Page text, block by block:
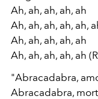
Ah, ah, ah, ah, ah
Ah, ah, ah, ah, ah,
Ah, ah, ah, ah, ah
Ah, ah, ah, ah, ah
"Abracadabra,
Abracadabra,